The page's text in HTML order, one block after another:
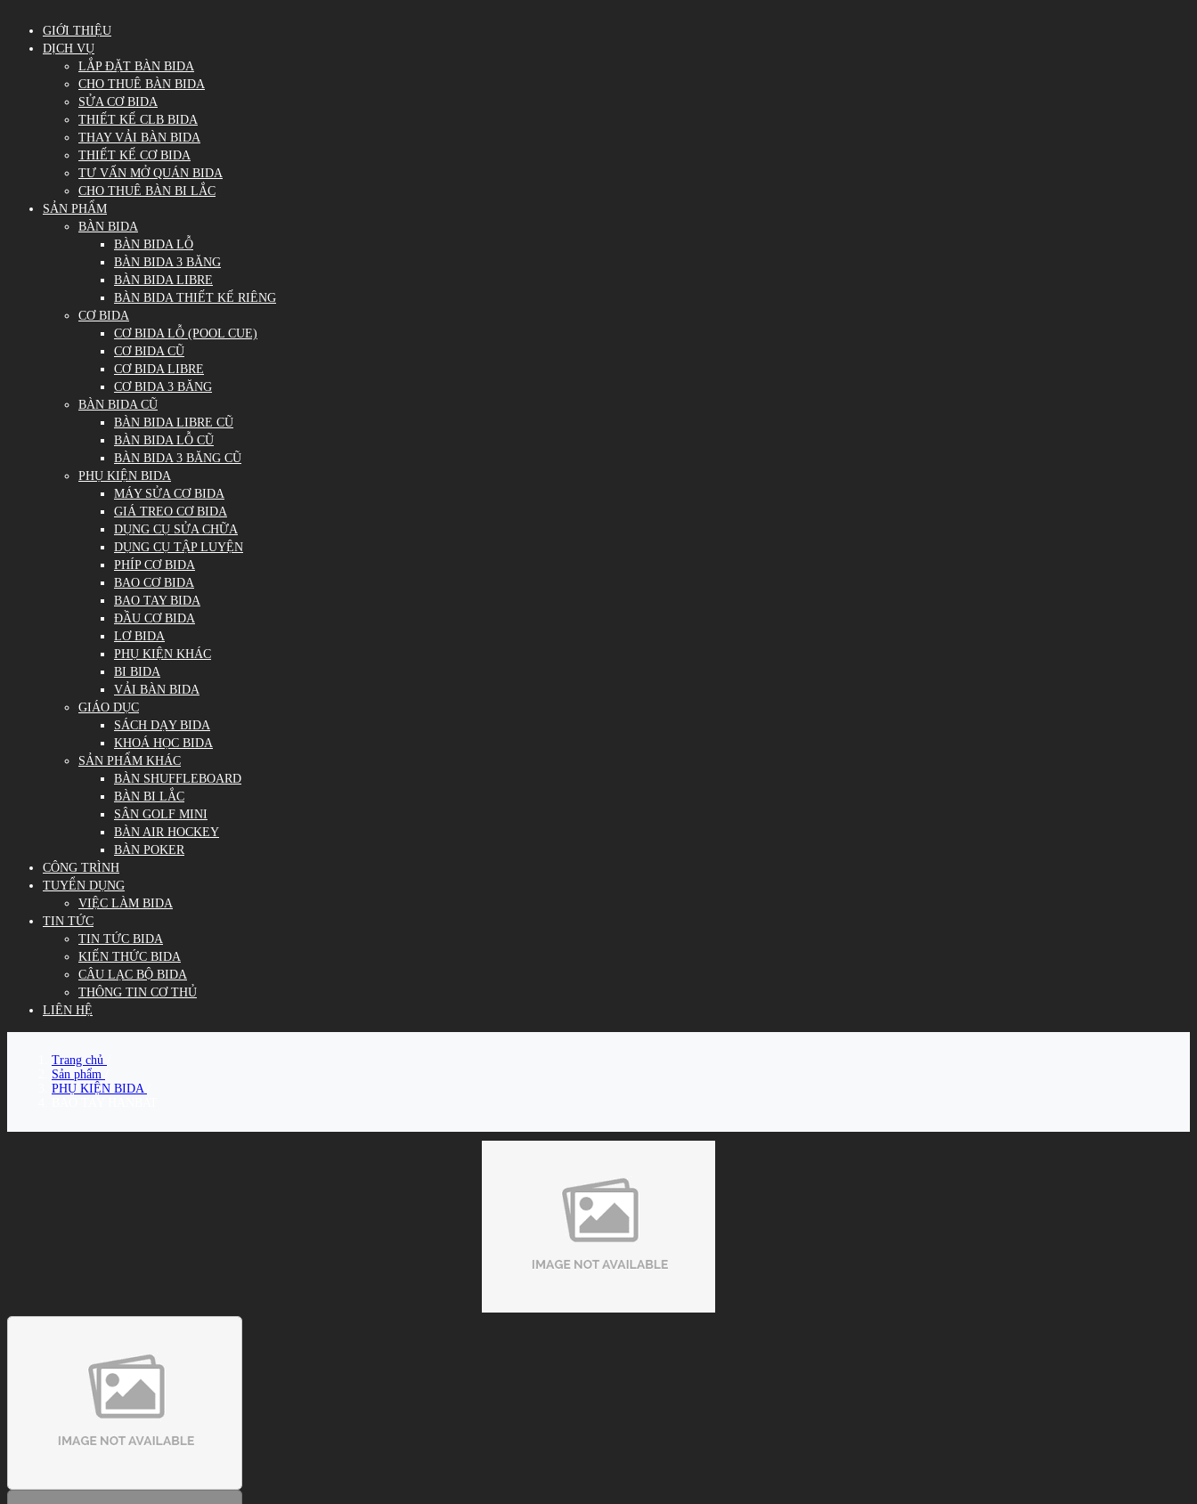
GIỚI THIỆU
DỊCH VỤ
LẮP ĐẶT BÀN BIDA
CHO THUÊ BÀN BIDA
SỬA CƠ BIDA
THIẾT KẾ CLB BIDA
THAY VẢI BÀN BIDA
THIẾT KẾ CƠ BIDA
TƯ VẤN MỞ QUÁN BIDA
CHO THUÊ BÀN BI LẮC
SẢN PHẨM
BÀN BIDA
BÀN BIDA LỖ
BÀN BIDA 3 BĂNG
BÀN BIDA LIBRE
BÀN BIDA THIẾT KẾ RIÊNG
CƠ BIDA
CƠ BIDA LỖ (POOL CUE)
CƠ BIDA CŨ
CƠ BIDA LIBRE
CƠ BIDA 3 BĂNG
BÀN BIDA CŨ
BÀN BIDA LIBRE CŨ
BÀN BIDA LỖ CŨ
BÀN BIDA 3 BĂNG CŨ
PHỤ KIỆN BIDA
MÁY SỬA CƠ BIDA
GIÁ TREO CƠ BIDA
DỤNG CỤ SỬA CHỮA
DỤNG CỤ TẬP LUYỆN
PHÍP CƠ BIDA
BAO CƠ BIDA
BAO TAY BIDA
ĐẦU CƠ BIDA
LƠ BIDA
PHỤ KIỆN KHÁC
BI BIDA
VẢI BÀN BIDA
GIÁO DỤC
SÁCH DẠY BIDA
KHOÁ HỌC BIDA
SẢN PHẨM KHÁC
BÀN SHUFFLEBOARD
BÀN BI LẮC
SÂN GOLF MINI
BÀN AIR HOCKEY
BÀN POKER
CÔNG TRÌNH
TUYỂN DỤNG
VIỆC LÀM BIDA
TIN TỨC
TIN TỨC BIDA
KIẾN THỨC BIDA
CÂU LẠC BỘ BIDA
THÔNG TIN CƠ THỦ
LIÊN HỆ
Trang chủ
Sản phẩm
PHỤ KIỆN BIDA